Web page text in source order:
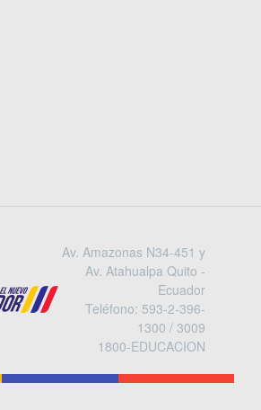
Av. Amazonas N34-451 y
Av. Atahualpa Quito -
Ecuador
Teléfono: 593-2-396-
1300 / 3009
1800-EDUCACION